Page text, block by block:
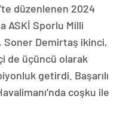
düzenlenen 2024
ASKİ Sporlu Milli
Soner Demirtaş ikinci,
de üçüncü olarak
getirdi. Başarılı
coşku ile